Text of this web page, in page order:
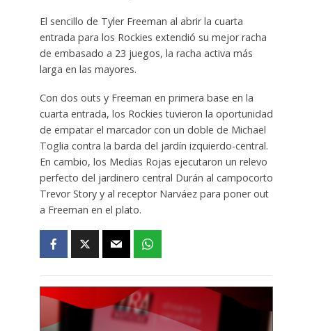
El sencillo de Tyler Freeman al abrir la cuarta
entrada para los Rockies extendió su mejor racha
de embasado a 23 juegos, la racha activa más
larga en las mayores.
Con dos outs y Freeman en primera base en la
cuarta entrada, los Rockies tuvieron la oportunidad
de empatar el marcador con un doble de Michael
Toglia contra la barda del jardín izquierdo-central.
En cambio, los Medias Rojas ejecutaron un relevo
perfecto del jardinero central Durán al campocorto
Trevor Story y al receptor Narváez para poner out
a Freeman en el plato.